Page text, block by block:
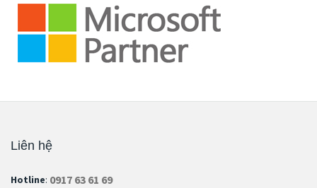
Liên hệ
Hotline: 0917 63 61 69